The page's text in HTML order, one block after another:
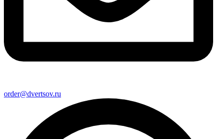
order@dvertsov.ru